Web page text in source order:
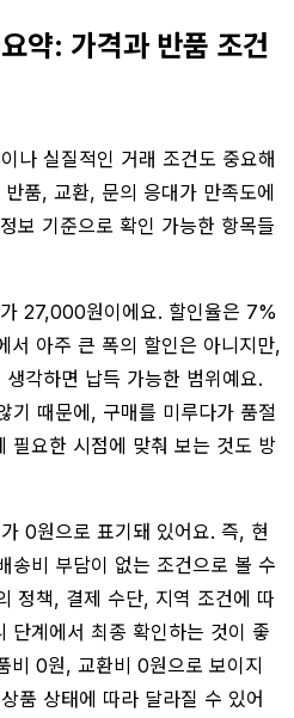
약: 가격과 반품 조건
나 실질적인 거래 조건도 중요해
품, 교환, 문의 응대가 만족도에
보 기준으로 확인 가능한 항목들
27,000원이에요. 할인율은 7%
서 아주 큰 폭의 할인은 아니지만,
각하면 납득 가능한 범위예요.
기 때문에, 구매를 미루다가 품절
필요한 시점에 맞춰 보는 것도 방
0원으로 표기돼 있어요. 즉, 현
송비 부담이 없는 조건으로 볼 수
정책, 결제 수단, 지역 조건에 따
단계에서 최종 확인하는 것이 좋
비 0원, 교환비 0원으로 보이지
품 상태에 따라 달라질 수 있어